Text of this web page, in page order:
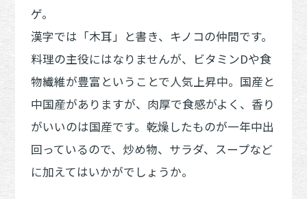
ゲ。
漢字では「木耳」と書き、キノコの仲間です。
料理の主役にはなりませんが、ビタミンDや食
物繊維が豊富ということで人気上昇中。国産と
中国産がありますが、肉厚で食感がよく、香り
がいいのは国産です。乾燥したものが一年中出
回っているので、炒め物、サラダ、スープなど
に加えてはいかがでしょうか。